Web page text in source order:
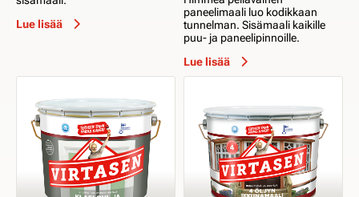
Lue lisää
paneelimaali luo kodikkaan
tunnelman. Sisämaali kaikille
puu- ja paneelipinnoille.
Lue lisää